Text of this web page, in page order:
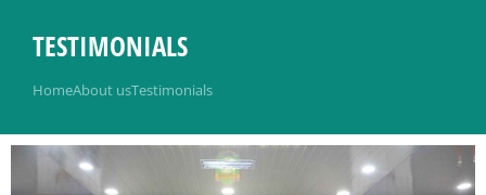
TESTIMONIALS
You are here:
HomeAbout usTestimonials